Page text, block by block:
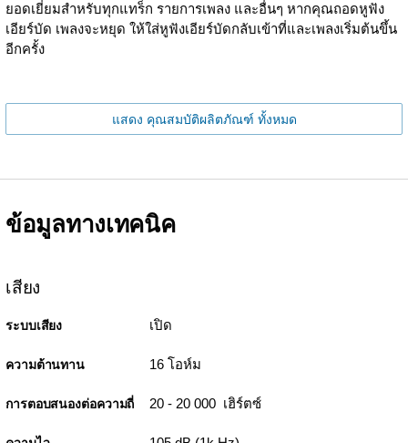
ยอดเยี่ยมสำหรับทุกแทร็ก รายการเพลง และอื่นๆ หากคุณถอดหูฟัง
เอียร์บัด เพลงจะหยุด ให้ใส่หูฟังเอียร์บัดกลับเข้าที่และเพลงเริ่มต้นขึ้น
อีกครั้ง
แสดง คุณสมบัติผลิตภัณฑ์ ทั้งหมด
ข้อมูลทางเทคนิค
เสียง
ระบบเสียง เปิด
ความต้านทาน 16 โอห์ม
การตอบสนองต่อความถี่ 20 - 20 000 เฮิร์ตซ์